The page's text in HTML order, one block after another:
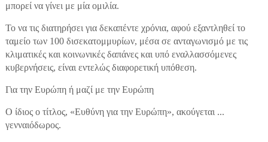
μπορεί να γίνει με μία ομιλία.
Το να τις διατηρήσει για δεκαπέντε χρόνια, αφού εξαντληθεί το
ταμείο των 100 δισεκατομμυρίων, μέσα σε ανταγωνισμό με τις
κλιματικές και κοινωνικές δαπάνες και υπό εναλλασσόμενες
κυβερνήσεις, είναι εντελώς διαφορετική υπόθεση.
Για την Ευρώπη ή μαζί με την Ευρώπη
Ο ίδιος ο τίτλος, «Ευθύνη για την Ευρώπη», ακούγεται ...
γενναιόδωρος.